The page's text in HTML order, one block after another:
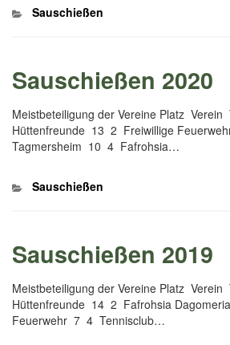
Kategorien
Sauschießen
Sauschießen 2020
Meistbeteiligung der Vereine Platz
Hüttenfreunde 13 2 Freiwillige
Tagmersheim 10 4 Fafrohsia…
Kategorien
Sauschießen
Sauschießen 2019
Meistbeteiligung der Vereine Platz
Hüttenfreunde 14 2 Fafrohsia
Feuerwehr 7 4 Tennisclub…